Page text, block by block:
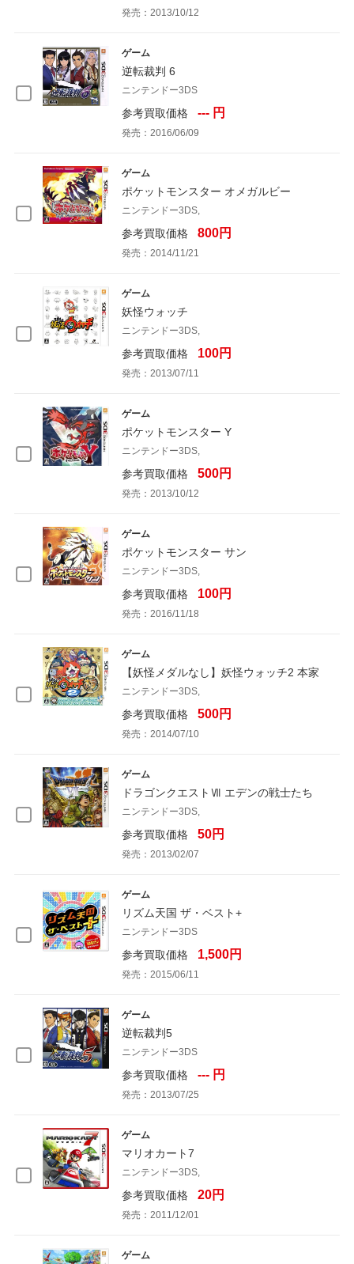
発売：2013/10/12
ゲーム
逆転裁判 6
ニンテンドー3DS
参考買取価格 --- 円
発売：2016/06/09
ゲーム
ポケットモンスター オメガルビー
ニンテンドー3DS,
参考買取価格 800円
発売：2014/11/21
ゲーム
妖怪ウォッチ
ニンテンドー3DS,
参考買取価格 100円
発売：2013/07/11
ゲーム
ポケットモンスター Y
ニンテンドー3DS,
参考買取価格 500円
発売：2013/10/12
ゲーム
ポケットモンスター サン
ニンテンドー3DS,
参考買取価格 100円
発売：2016/11/18
ゲーム
【妖怪メダルなし】妖怪ウォッチ2 本家
ニンテンドー3DS,
参考買取価格 500円
発売：2014/07/10
ゲーム
ドラゴンクエストⅦ エデンの戦士たち
ニンテンドー3DS,
参考買取価格 50円
発売：2013/02/07
ゲーム
リズム天国 ザ・ベスト+
ニンテンドー3DS
参考買取価格 1,500円
発売：2015/06/11
ゲーム
逆転裁判5
ニンテンドー3DS
参考買取価格 --- 円
発売：2013/07/25
ゲーム
マリオカート7
ニンテンドー3DS,
参考買取価格 20円
発売：2011/12/01
ゲーム